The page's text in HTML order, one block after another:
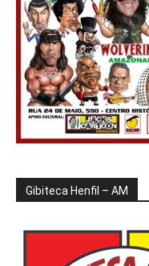
Gibiteca Henfil – AM